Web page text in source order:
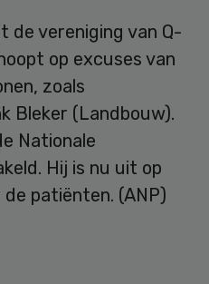
de vereniging van Q-
op excuses van
zoals
Bleker (Landbouw).
Nationale
Hij is nu uit op
de patiënten. (ANP)